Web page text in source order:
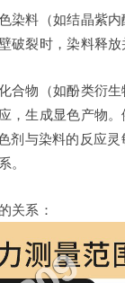
染料（如结晶紫
破裂时，染料释放
合物（如酚类衍
，生成显色产物
剂与染料的反应
。
关系：